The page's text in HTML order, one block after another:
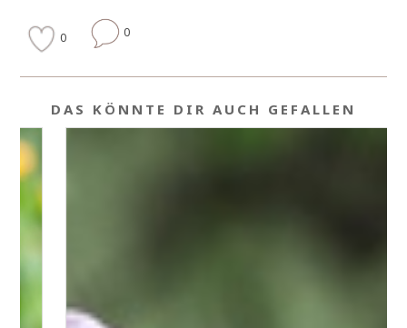
0 0
DAS KÖNNTE DIR AUCH GEFALLEN